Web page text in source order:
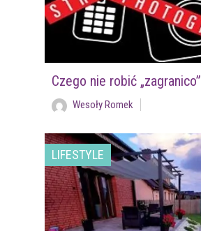
Czego nie robić „zagranico”
Wesoły Romek
LIFESTYLE